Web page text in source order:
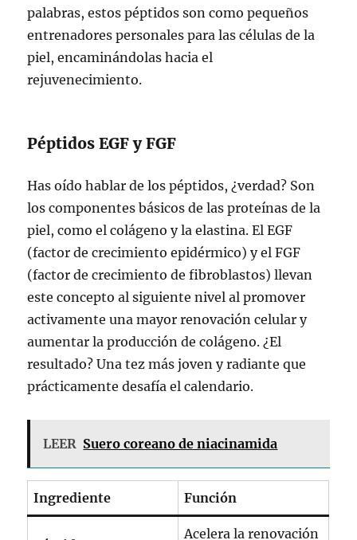
palabras, estos péptidos son como pequeños
entrenadores personales para las células de la
piel, encaminándolas hacia el
rejuvenecimiento.
Péptidos EGF y FGF
Has oído hablar de los péptidos, ¿verdad? Son
los componentes básicos de las proteínas de la
piel, como el colágeno y la elastina. El EGF
(factor de crecimiento epidérmico) y el FGF
(factor de crecimiento de fibroblastos) llevan
este concepto al siguiente nivel al promover
activamente una mayor renovación celular y
aumentar la producción de colágeno. ¿El
resultado? Una tez más joven y radiante que
prácticamente desafía el calendario.
LEER Suero coreano de niacinamida
Ingrediente Función
Acelera la renovación